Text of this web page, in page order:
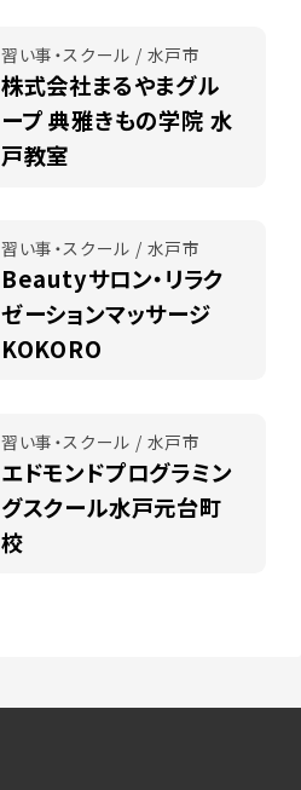
習い事・スクール / 水戸市
株式会社まるやまグル
ープ 典雅きもの学院 水
戸教室
習い事・スクール / 水戸市
Beautyサロン・リラク
ゼーションマッサージ
KOKORO
習い事・スクール / 水戸市
エドモンドプログラミン
グスクール水戸元台町
校